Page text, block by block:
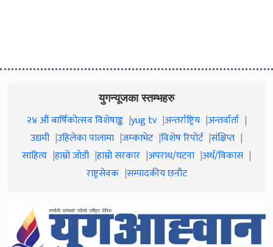
युगन्यूजका स्तम्भहरु
२४ औं बार्षिकोत्सव विशेषाङ्क yug tv अन्तर्राष्ट्रिय अन्तर्वार्ता
उद्यमी उहिलेका पालामा जम्काभेट विशेष रिपोर्ट संक्षिप्त
साहित्य हाम्रो जाेडी हाम्रो सरकार अपराध/घटना अर्थ/विकास
राष्ट्रसेवक सम्पादकीय छनौट